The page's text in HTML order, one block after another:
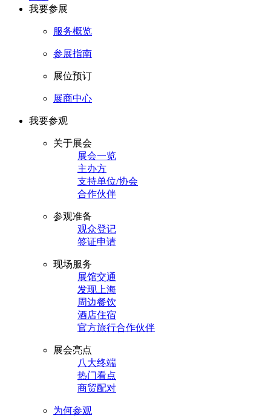
我要参展
服务概览
参展指南
展位预订
展商中心
我要参观
关于展会
展会一览
主办方
支持单位/协会
合作伙伴
参观准备
观众登记
签证申请
现场服务
展馆交通
发现上海
周边餐饮
酒店住宿
官方旅行合作伙伴
展会亮点
八大终端
热门看点
商贸配对
为何参观